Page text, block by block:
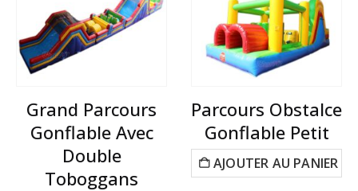
Grand Parcours
Gonflable Avec
Double
Toboggans
Parcours Obstalce
Gonflable Petit
AJOUTER AU PANIER